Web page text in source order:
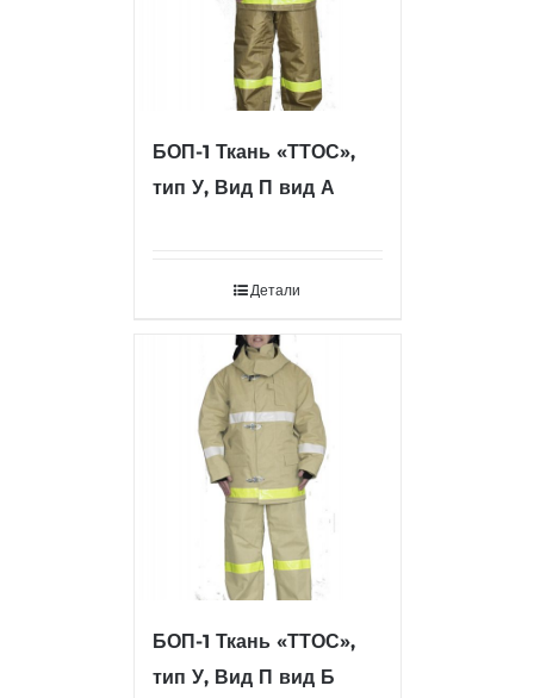
БОП-1 Ткань «ТТОС»,
тип У, Вид П вид А
Детали
БОП-1 Ткань «ТТОС»,
тип У, Вид П вид Б